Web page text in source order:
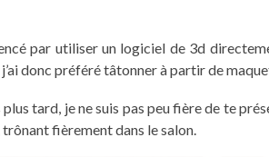
par utiliser un logiciel de 3d
donc préféré tâtonner à partir de
tard, je ne suis pas peu fière de te
fièrement dans le salon.